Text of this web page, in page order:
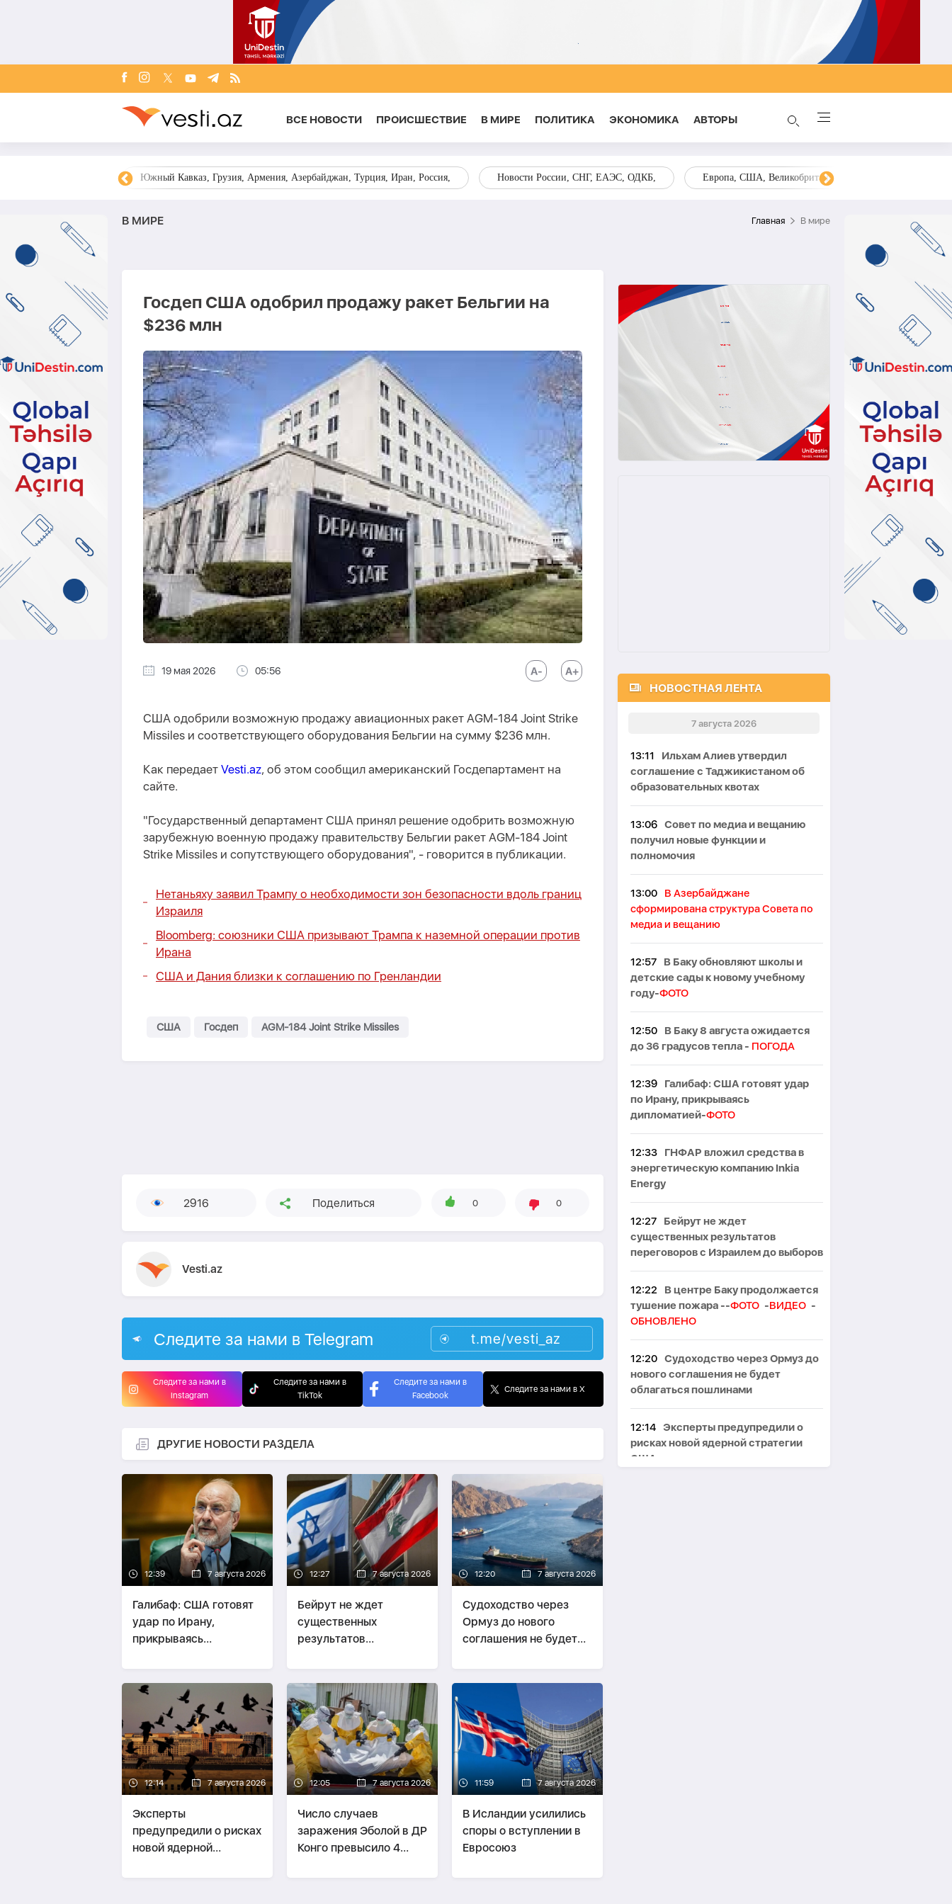
ВСЕ НОВОСТИ ПРОИСШЕСТВИЕ В МИРЕ ПОЛИТИКА ЭКОНОМИКА AВТОРЫ
Южный Кавказ, Грузия, Армения, Азербайджан, Турция, Иран, Россия, Новости России, СНГ, ЕАЭС, ОДКБ, Европа, США, Великобритания, Украина, Запад,
В МИРЕ Главная В мире
Госдеп США одобрил продажу ракет Бельгии на
$236 млн
19 мая 2026 05:56
США одобрили возможную продажу авиационных ракет AGM-184 Joint Strike
Missiles и соответствующего оборудования Бельгии на сумму $236 млн.
Как передает Vesti.az, об этом сообщил американский Госдепартамент на
сайте.
"Государственный департамент США принял решение одобрить возможную
зарубежную военную продажу правительству Бельгии ракет AGM-184 Joint
Strike Missiles и сопутствующего оборудования", - говорится в публикации.
Нетаньяху заявил Трампу о необходимости зон безопасности вдоль границ
Израиля
Bloomberg: союзники США призывают Трампа к наземной операции против
Ирана
США и Дания близки к соглашению по Гренландии
США Госдеп AGM-184 Joint Strike Missiles
2916 Поделиться 0 0
Vesti.az
Следите за нами в Telegram t.me/vesti_az
Следите за нами в
Instagram
Следите за нами в
TikTok
Следите за нами в
Facebook
Следите за нами в X
ДРУГИЕ НОВОСТИ РАЗДЕЛА
12:39 7 августа 2026
Галибаф: США готовят
удар по Ирану,
прикрываясь
12:27 7 августа 2026
Бейрут не ждет
существенных
результатов
Израилем до выборов
12:20 7 августа 2026
Судоходство через
Ормуз до нового
соглашения не будет
12:14 7 августа 2026
Эксперты
предупредили о рисках
новой ядерной
12:05 7 августа 2026
Число случаев
заражения Эболой в ДР
Конго превысило 4
11:59 7 августа 2026
В Исландии усилились
споры о вступлении в
Евросоюз
НОВОСТНАЯ ЛЕНТА
7 августа 2026
13:11
Ильхам Алиев утвердил
соглашение с Таджикистаном об
образовательных квотах
13:06 Совет по медиа и вещанию
получил новые функции и
полномочия
13:00
В Азербайджане
сформирована структура Совета по
медиа и вещанию
12:57
В Баку обновляют школы и
детские сады к новому учебному
году-ФОТО
12:50
В Баку 8 августа ожидается
до 36 градусов тепла - ПОГОДА
12:39
Галибаф: США готовят удар
по Ирану, прикрываясь
дипломатией-ФОТО
12:33
ГНФАР вложил средства в
энергетическую компанию Inkia
Energy
12:27
Бейрут не ждет
существенных результатов
переговоров с Израилем до выборов
12:22
В центре Баку продолжается
тушение пожара --ФОТО -ВИДЕО -
ОБНОВЛЕНО
12:20 Судоходство через Ормуз до
нового соглашения не будет
облагаться пошлинами
12:14
Эксперты предупредили о
рисках новой ядерной стратегии
США